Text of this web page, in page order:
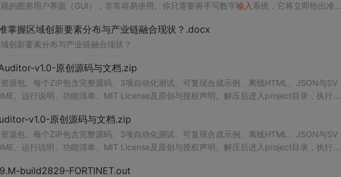
的图形用户界面（GUI），非常容易使用。你只需要将手写数字输入 系统，它将立即给出准确
掌握区域创新要素分布与产业链融合现状？.docx
创新要素分布与产业链融合现状？
v1.0-原创源码与文档.zip
源包。每个ZIP包含完整源码、3项自动化测试、可复现合成示例、离线HTML、JSON与SV
、运行说明、功能清单、MIT License及原创与授权声明。解压后进入project目录，执行np
他受限素材。适合前端开发、AI应用工程、测试审计和课程实践。
v1.0-原创源码与文档.zip
源包。每个ZIP包含完整源码、3项自动化测试、可复现合成示例、离线HTML、JSON与SV
、运行说明、功能清单、MIT License及原创与授权声明。解压后进入project目录，执行np
他受限素材。适合前端开发、AI应用工程、测试审计和课程实践。
build2829-FORTINET.out